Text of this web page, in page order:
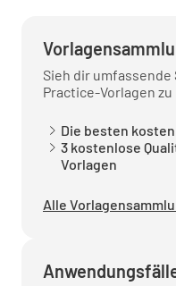
Sieh dir
Practice-Vorlagen zu
Die besten
3 kostenlose
Vorlagen
Alle